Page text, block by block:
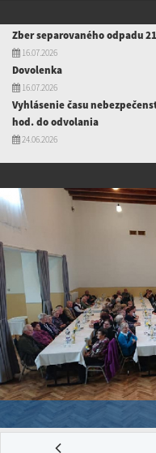
Zber separovaného odpadu
16.07.2026
Dovolenka
16.07.2026
Vyhlásenie času
hod. do odvolania
24.06.2026